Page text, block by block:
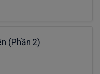
(Phần 2)